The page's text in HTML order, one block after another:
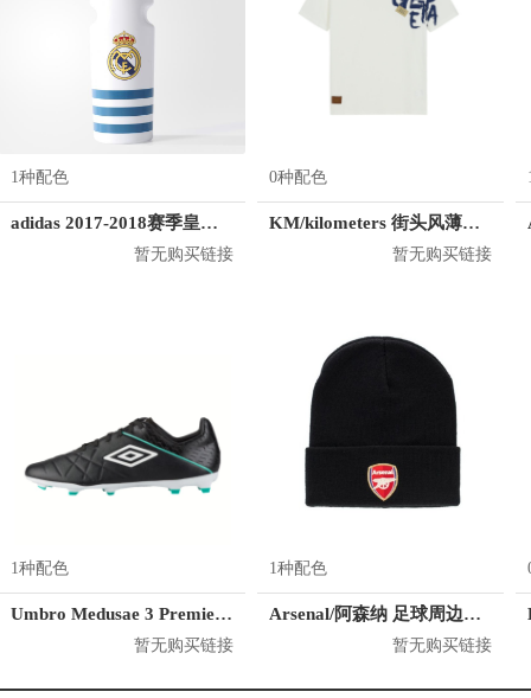
1种配色
adidas 2017-2018赛季皇马运动水壶
暂无购买链接
0种配色
KM/kilometers 街头风薄款印花短袖T恤 男女同款 M2X2108248
暂无购买链接
1种配色
Umbro Medusae 3 Premier FG
暂无购买链接
1种配色
Arsenal/阿森纳 足球周边纪念品针织冷帽
暂无购买链接